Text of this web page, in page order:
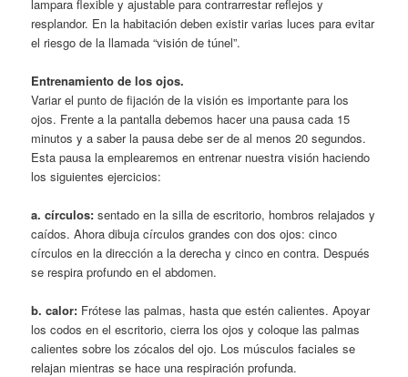
lampara flexible y ajustable para contrarrestar reflejos y
resplandor. En la habitación deben existir varias luces para evitar
el riesgo de la llamada “visión de túnel”.
Entrenamiento de los ojos.
Variar el punto de fijación de la visión es importante para los
ojos. Frente a la pantalla debemos hacer una pausa cada 15
minutos y a saber la pausa debe ser de al menos 20 segundos.
Esta pausa la emplearemos en entrenar nuestra visión haciendo
los siguientes ejercicios:
a. círculos: sentado en la silla de escritorio, hombros relajados y
caídos. Ahora dibuja círculos grandes con dos ojos: cinco
círculos en la dirección a la derecha y cinco en contra. Después
se respira profundo en el abdomen.
b. calor: Frótese las palmas, hasta que estén calientes. Apoyar
los codos en el escritorio, cierra los ojos y coloque las palmas
calientes sobre los zócalos del ojo. Los músculos faciales se
relajan mientras se hace una respiración profunda.